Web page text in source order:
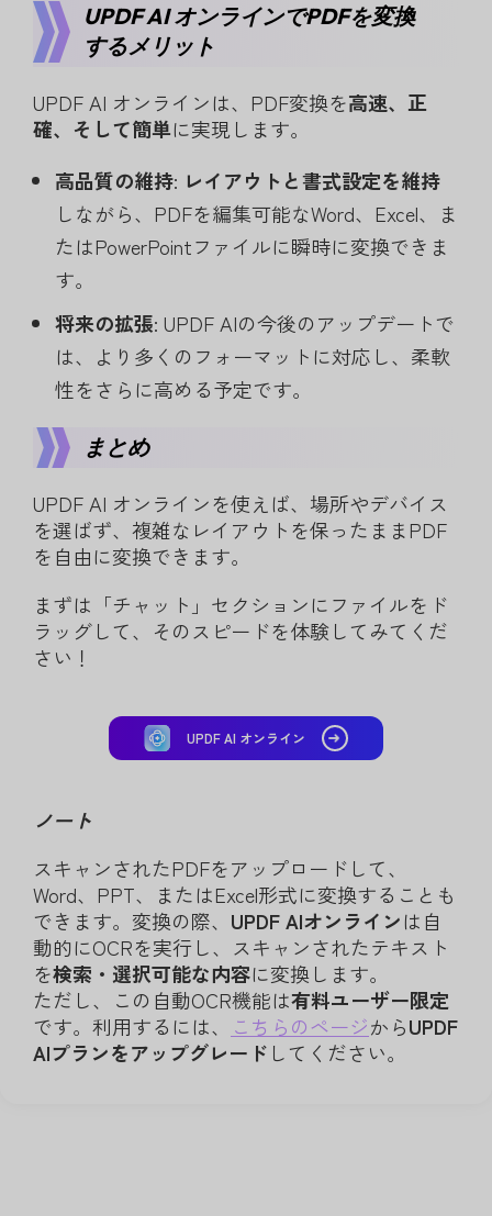
UPDF AI オンラインでPDFを変換
するメリット
UPDF AI オンラインは、PDF変換を高速、正
確、そして簡単に実現します。
高品質の維持: レイアウトと書式設定を維持
しながら、PDFを編集可能なWord、Excel、ま
たはPowerPointファイルに瞬時に変換できま
す。
将来の拡張: UPDF AIの今後のアップデートで
は、より多くのフォーマットに対応し、柔軟
性をさらに高める予定です。
まとめ
UPDF AI オンラインを使えば、場所やデバイス
を選ばず、複雑なレイアウトを保ったままPDF
を自由に変換できます。
まずは「チャット」セクションにファイルをド
ラッグして、そのスピードを体験してみてくだ
さい！
UPDF AI オンライン
ノート
スキャンされたPDFをアップロードして、
Word、PPT、またはExcel形式に変換することも
できます。変換の際、 UPDF AIオンラインは自
動的にOCRを実行し、スキャンされたテキスト
を検索・選択可能な内容に変換します。
ただし、この自動OCR機能は有料ユーザー限定
です。利用するには、
こちらのページからUPDF
AIプランをアップグレード してください。